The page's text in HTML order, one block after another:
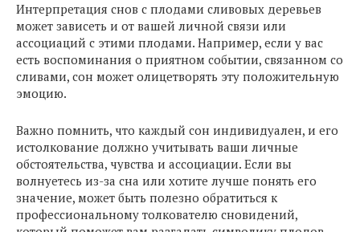
Интерпретация снов с плодами сливовых деревьев
может зависеть и от вашей личной связи или
ассоциаций с этими плодами. Например, если у вас
есть воспоминания о приятном событии, связанном со
сливами, сон может олицетворять эту положительную
эмоцию.
Важно помнить, что каждый сон индивидуален, и его
истолкование должно учитывать ваши личные
обстоятельства, чувства и ассоциации. Если вы
волнуетесь из-за сна или хотите лучше понять его
значение, может быть полезно обратиться к
профессиональному толкователю сновидений,